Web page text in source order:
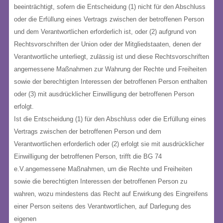
beeinträchtigt, sofern die Entscheidung (1) nicht für den Abschluss
oder die Erfüllung eines Vertrags zwischen der betroffenen Person
und dem Verantwortlichen erforderlich ist, oder (2) aufgrund von
Rechtsvorschriften der Union oder der Mitgliedstaaten, denen der
Verantwortliche unterliegt, zulässig ist und diese Rechtsvorschriften
angemessene Maßnahmen zur Wahrung der Rechte und Freiheiten
sowie der berechtigten Interessen der betroffenen Person enthalten
oder (3) mit ausdrücklicher Einwilligung der betroffenen Person
erfolgt.
Ist die Entscheidung (1) für den Abschluss oder die Erfüllung eines
Vertrags zwischen der betroffenen Person und dem
Verantwortlichen erforderlich oder (2) erfolgt sie mit ausdrücklicher
Einwilligung der betroffenen Person, trifft die BG 74
e.V.angemessene Maßnahmen, um die Rechte und Freiheiten
sowie die berechtigten Interessen der betroffenen Person zu
wahren, wozu mindestens das Recht auf Erwirkung des Eingreifens
einer Person seitens des Verantwortlichen, auf Darlegung des
eigenen